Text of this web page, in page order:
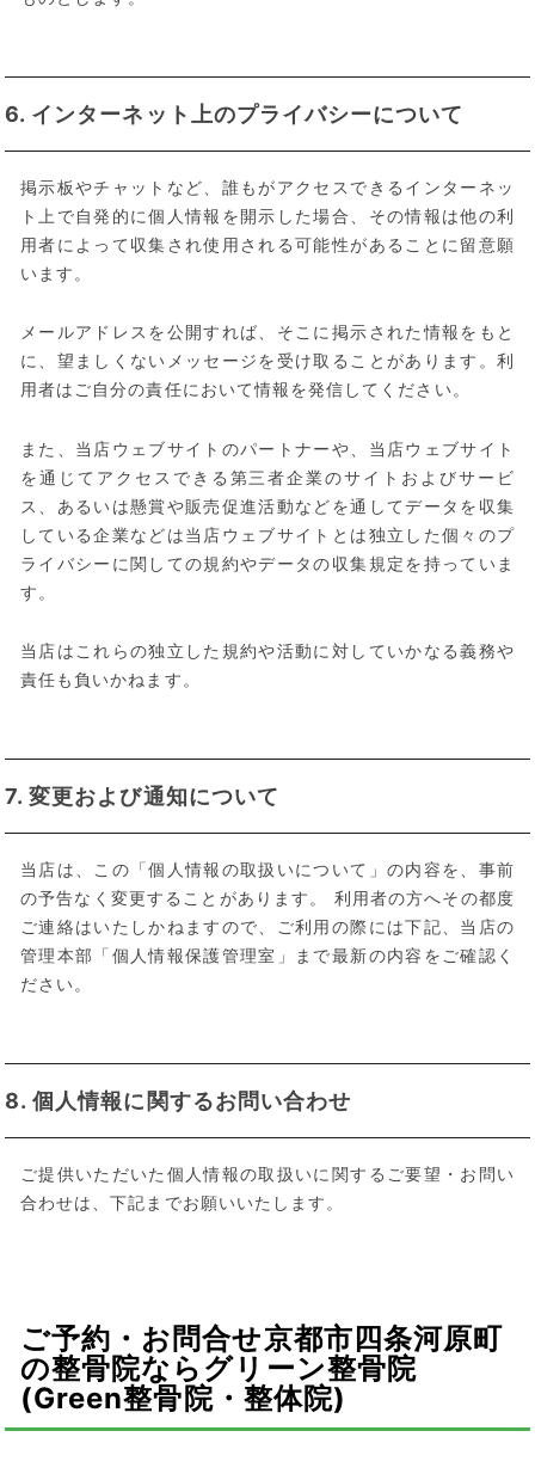
6. インターネット上のプライバシーについて
掲示板やチャットなど、誰もがアクセスできるインターネッ
ト上で自発的に個人情報を開示した場合、その情報は他の利
用者によって収集され使用される可能性があることに留意願
います。
メールアドレスを公開すれば、そこに掲示された情報をもと
に、望ましくないメッセージを受け取ることがあります。利
用者はご自分の責任において情報を発信してください。
また、当店ウェブサイトのパートナーや、当店ウェブサイト
を通じてアクセスできる第三者企業のサイトおよびサービ
ス、あるいは懸賞や販売促進活動などを通してデータを収集
している企業などは当店ウェブサイトとは独立した個々のプ
ライバシーに関しての規約やデータの収集規定を持っていま
す。
当店はこれらの独立した規約や活動に対していかなる義務や
責任も負いかねます。
7. 変更および通知について
当店は、この「個人情報の取扱いについて」の内容を、事前
の予告なく変更することがあります。 利用者の方へその都度
ご連絡はいたしかねますので、ご利用の際には下記、当店の
管理本部「個人情報保護管理室」まで最新の内容をご確認く
ださい。
8. 個人情報に関するお問い合わせ
ご提供いただいた個人情報の取扱いに関するご要望・お問い
合わせは、下記までお願いいたします。
ご予約・お問合せ京都市四条河原町
の整骨院ならグリーン整骨院
(Green整骨院・整体院)